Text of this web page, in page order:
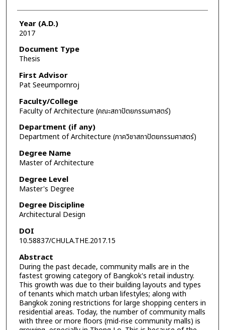
Year (A.D.)
2017
Document Type
Thesis
First Advisor
Pat Seeumpornroj
Faculty/College
Faculty of Architecture (คณะสถาปัตยกรรมศาสตร์)
Department (if any)
Department of Architecture (ภาควิชาสถาปัตยกรรมศาสตร์)
Degree Name
Master of Architecture
Degree Level
Master's Degree
Degree Discipline
Architectural Design
DOI
10.58837/CHULA.THE.2017.15
Abstract
During the past decade, community malls are in the
fastest growing category of Bangkok's retail industry.
This growth was due to their building layouts and types
of tenants which match urban lifestyles; along with
Bangkok zoning restrictions for large shopping centers in
residential areas. Today, the number of community malls
with three or more floors (mid-rise community malls) is